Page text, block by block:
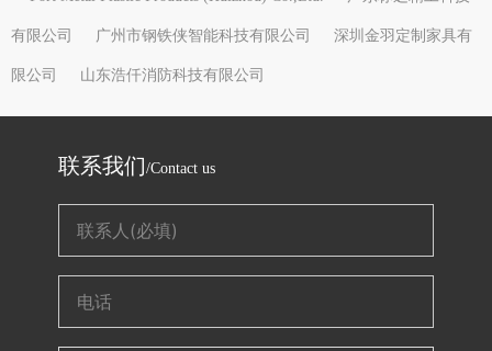
有限公司 广州市钢铁侠智能科技有限公司 深圳金羽定制家具有
限公司 山东浩仟消防科技有限公司
联系我们/Contact us